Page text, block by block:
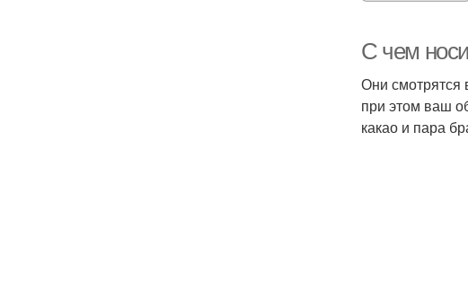
С чем
Они смотрятся
при этом ваш
какао и пара